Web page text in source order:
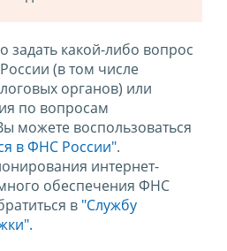
задать какой-либо вопрос
(в том числе
органов) или
по вопросам
можете воспользоваться
в ФНС России".
интернет-
обеспечения ФНС
в "Службу